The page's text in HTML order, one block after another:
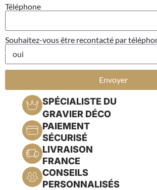
Téléphone
Souhaitez-vous être recontacté par
Envoyer
SPÉCIALISTE DU
GRAVIER DÉCO
PAIEMENT
SÉCURISÉ
LIVRAISON
FRANCE
CONSEILS
PERSONNALISÉS